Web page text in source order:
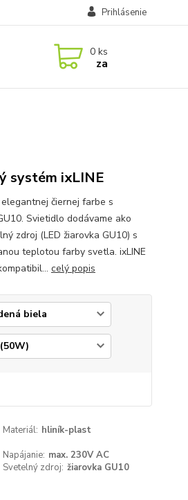
Prihlásenie
0 ks
za
systém ixLINE
čiernej farbe s
Svietidlo dodávame ako
zdroj (LED žiarovka GU10) s
teplotou farby svetla. ixLINE
celý popis
Materiál: hliník-plast
Napájanie: max. 230V AC
Svetelný zdroj: žiarovka GU10